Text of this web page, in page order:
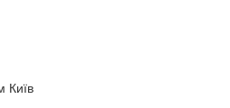
Київ